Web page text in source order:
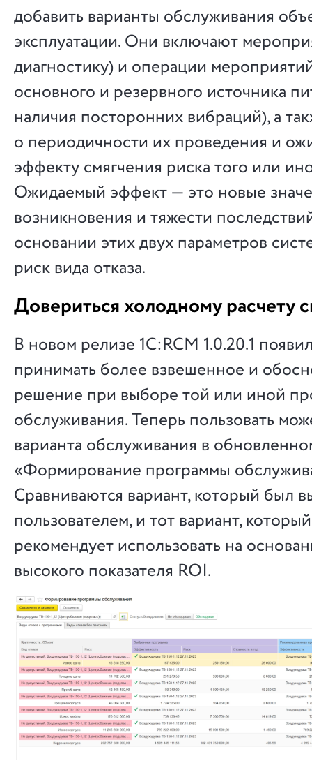
добавить варианты обслуживания
эксплуатации. Они включают
диагностику) и операции
основного и резервного источника
наличия посторонних вибраций), а
о периодичности их проведения и
эффекту смягчения риска того или
Ожидаемый эффект — это новые
возникновения и тяжести
основании этих двух параметров
риск вида отказа.
Довериться холодному расчету
В новом релизе 1С:RCM 1.0.20.1
принимать более взвешенное и
решение при выборе той или иной
обслуживания. Теперь пользовать
варианта обслуживания в
«Формирование программы
Сравниваются вариант, который был
пользователем, и тот вариант,
рекомендует использовать на
высокого показателя ROI.